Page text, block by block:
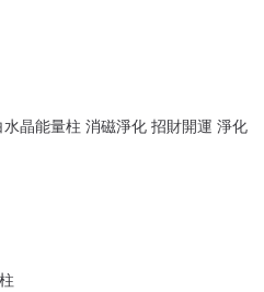
晶能量柱 消磁淨化 招財開運 淨化